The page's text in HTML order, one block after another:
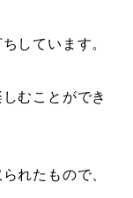
しています。
むことができ
れたもので、